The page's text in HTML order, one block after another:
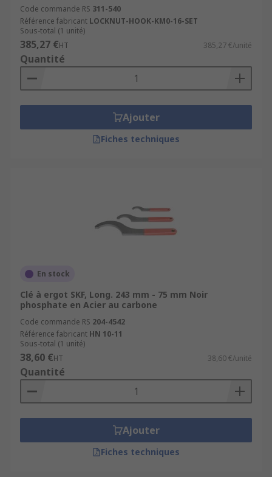
Code commande RS 311-540
Référence fabricant LOCKNUT-HOOK-KM0-16-SET
Sous-total (1 unité)
385,27 €HT 385,27 €/unité
Quantité
Ajouter
Fiches techniques
En stock
Clé à ergot SKF, Long. 243 mm - 75 mm Noir
phosphate en Acier au carbone
Code commande RS 204-4542
Référence fabricant HN 10-11
Sous-total (1 unité)
38,60 €HT 38,60 €/unité
Quantité
Ajouter
Fiches techniques